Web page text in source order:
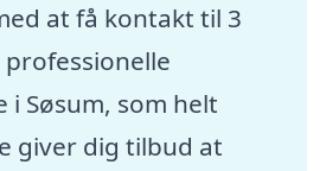
at få kontakt til 3
Søsum, som helt
giver dig tilbud at